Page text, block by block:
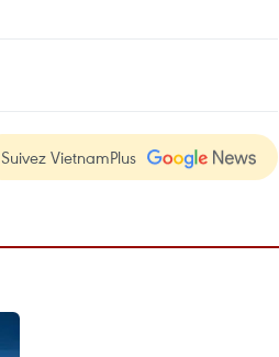
Suivez VietnamPlus